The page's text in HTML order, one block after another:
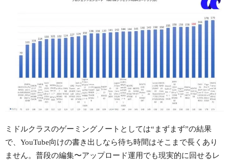
ミドルクラスのゲーミングノートとしては“まずまず”の結果
で、YouTube向けの書き出しなら待ち時間はそこまで長くあり
ません。普段の編集〜アップロード運用でも現実的に回せるレ